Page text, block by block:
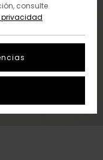
consulte